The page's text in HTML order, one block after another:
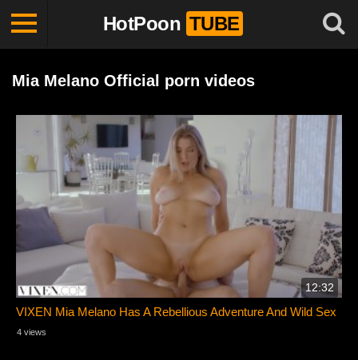
HotPoon TUBE
Mia Melano Official porn videos
12:32
VIXEN Mia Melano Has A Rebellious Adventure And Wild Sex
4 views